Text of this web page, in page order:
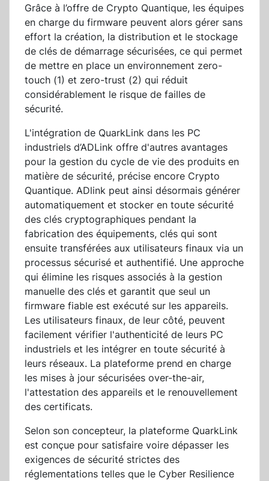
Grâce à l’offre de Crypto Quantique, les équipes
en charge du firmware peuvent alors gérer sans
effort la création, la distribution et le stockage
de clés de démarrage sécurisées, ce qui permet
de mettre en place un environnement zero-
touch (1) et zero-trust (2) qui réduit
considérablement le risque de failles de
sécurité.
L'intégration de QuarkLink dans les PC
industriels d’ADLink offre d'autres avantages
pour la gestion du cycle de vie des produits en
matière de sécurité, précise encore Crypto
Quantique. ADlink peut ainsi désormais générer
automatiquement et stocker en toute sécurité
des clés cryptographiques pendant la
fabrication des équipements, clés qui sont
ensuite transférées aux utilisateurs finaux via un
processus sécurisé et authentifié. Une approche
qui élimine les risques associés à la gestion
manuelle des clés et garantit que seul un
firmware fiable est exécuté sur les appareils.
Les utilisateurs finaux, de leur côté, peuvent
facilement vérifier l'authenticité de leurs PC
industriels et les intégrer en toute sécurité à
leurs réseaux. La plateforme prend en charge
les mises à jour sécurisées over-the-air,
l'attestation des appareils et le renouvellement
des certificats.
Selon son concepteur, la plateforme QuarkLink
est conçue pour satisfaire voire dépasser les
exigences de sécurité strictes des
réglementations telles que le Cyber Resilience